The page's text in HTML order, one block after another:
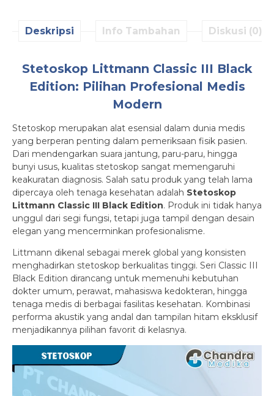
Deskripsi Info Tambahan Diskusi (0)
Stetoskop Littmann Classic III Black
Edition: Pilihan Profesional Medis
Modern
Stetoskop merupakan alat esensial dalam dunia medis
yang berperan penting dalam pemeriksaan fisik pasien.
Dari mendengarkan suara jantung, paru-paru, hingga
bunyi usus, kualitas stetoskop sangat memengaruhi
keakuratan diagnosis. Salah satu produk yang telah lama
dipercaya oleh tenaga kesehatan adalah Stetoskop
Littmann Classic III Black Edition. Produk ini tidak hanya
unggul dari segi fungsi, tetapi juga tampil dengan desain
elegan yang mencerminkan profesionalisme.
Littmann dikenal sebagai merek global yang konsisten
menghadirkan stetoskop berkualitas tinggi. Seri Classic III
Black Edition dirancang untuk memenuhi kebutuhan
dokter umum, perawat, mahasiswa kedokteran, hingga
tenaga medis di berbagai fasilitas kesehatan. Kombinasi
performa akustik yang andal dan tampilan hitam eksklusif
menjadikannya pilihan favorit di kelasnya.